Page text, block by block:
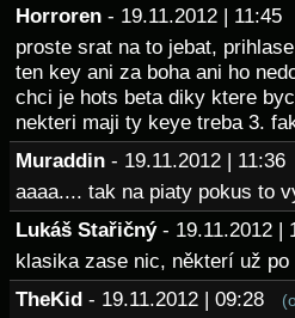
Horroren - 19.11.2012 |
proste srat na to jebat,
ten key ani za boha ani ho
chci je hots beta diky ktere
nekteri maji ty keye treba 3.
Muraddin - 19.11.2012 |
aaaa.... tak na piaty pokus to
Lukáš Stařičný - 19.11.2012
klasika zase nic, některí už
TheKid - 19.11.2012 | 09:28